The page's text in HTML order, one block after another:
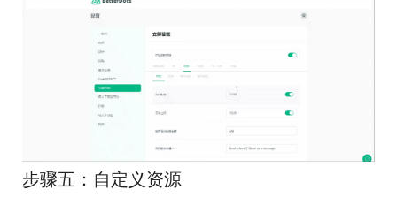
步骤五：自定义资源